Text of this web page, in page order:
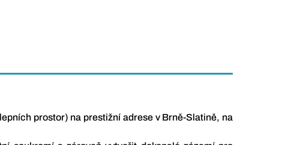
prostor) na prestižní adrese v Brně-Slatině, na